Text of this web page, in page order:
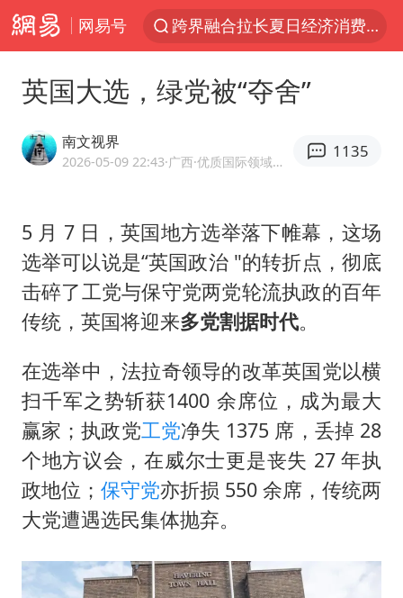
网易号
跨界融合拉长夏日经济消费链条
武契奇会见泽连斯基有何意图
浙江海域将现5到8米巨浪到狂浪
2026年7月份居民消费价格同比上涨0.5%
“伊斯兰版北约”出现
台铃电动车仅骑一年就断电趴窝
外国游客的“中国游三件套”火了
以军士兵把枪口对准中国记者
白海豚在海上打了个结
上海大部迎大暴雨
一周大涨超7% 金价为何突然上涨
英国大选，绿党被“夺舍”
南文视界
2026-05-09 22:43·广西 ·优质国际领域创作者
1135
5 月 7 日，英国地方选举落下帷幕，这场
选举可以说是“英国政治 "的转折点，彻底
击碎了工党与保守党两党轮流执政的百年
传统，英国将迎来多党割据时代。
在选举中，法拉奇领导的改革英国党以横
扫千军之势斩获1400 余席位，成为最大
赢家；执政党工党净失 1375 席，丢掉 28
个地方议会，在威尔士更是丧失 27 年执
政地位； 保守党亦折损 550 余席，传统两
大党遭遇选民集体抛弃。